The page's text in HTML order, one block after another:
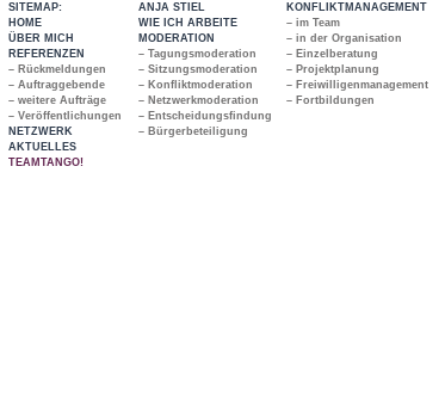
SITEMAP:
HOME
ÜBER MICH
REFERENZEN
– Rückmeldungen
– Auftraggebende
– weitere Aufträge
– Veröffentlichungen
NETZWERK
AKTUELLES
TEAMTANGO!
ANJA STIEL
WIE ICH ARBEITE
MODERATION
– Tagungsmoderation
– Sitzungsmoderation
– Konfliktmoderation
– Netzwerkmoderation
– Entscheidungsfindung
– Bürgerbeteiligung
KONFLIKTMANAGEMENT
– im Team
– in der Organisation
– Einzelberatung
– Projektplanung
– Freiwilligenmanagement
– Fortbildungen